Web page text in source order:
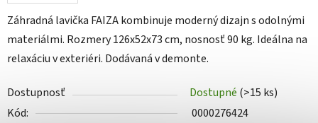
Záhradná lavička FAIZA kombinuje moderný dizajn s odolnými
materiálmi. Rozmery 126x52x73 cm, nosnosť 90 kg. Ideálna na
relaxáciu v exteriéri. Dodávaná v demonte.
Dostupnosť Dostupné (>15 ks)
Kód:
0000276424